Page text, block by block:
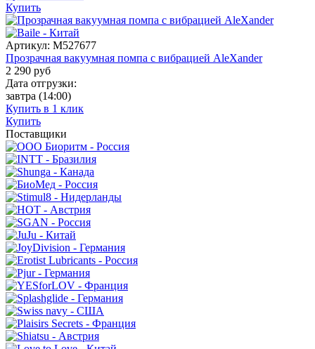
Купить
Артикул: M527677
Прозрачная вакуумная помпа с вибрацией AleXander
2 290 руб
Дата отгрузки:
завтра (14:00)
Купить в 1 клик
Купить
Поставщики